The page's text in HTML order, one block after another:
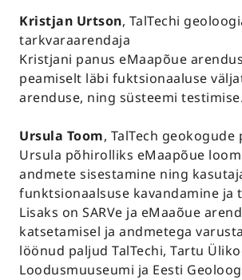
Kristjan Urtson, TalTechi
tarkvaraarendaja
Kristjani panus eMaapõue
peamiselt läbi fuktsionaaluse
arenduse, ning süsteemi testimise.
Ursula Toom, TalTech geokogude
Ursula põhirolliks eMaapõue
andmete sisestamine ning
funktsionaalsuse kavandamine ja
Lisaks on SARVe ja eMaaõue
katsetamisel ja andmetega
löönud paljud TalTechi, Tartu
Loodusmuuseumi ja Eesti